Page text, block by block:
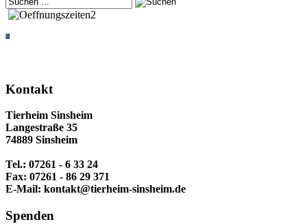
Kontakt
Tierheim Sinsheim
Langestraße 35
74889 Sinsheim
Tel.: 07261 - 6 33 24
Fax: 07261 - 86 29 371
E-Mail: kontakt@tierheim-sinsheim.de
Spenden